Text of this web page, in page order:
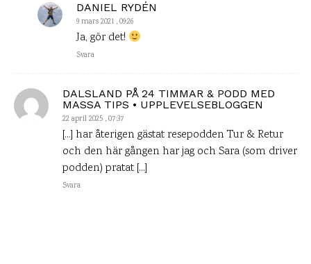
DANIEL RYDÉN
9 mars 2021 , 09:26
Ja, gör det!
Svara
DALSLAND PÅ 24 TIMMAR & PODD MED
MASSA TIPS • UPPLEVELSEBLOGGEN
22 april 2025 , 07:37
[…] har återigen gästat resepodden Tur & Retur
och den här gången har jag och Sara (som driver
podden) pratat […]
Svara